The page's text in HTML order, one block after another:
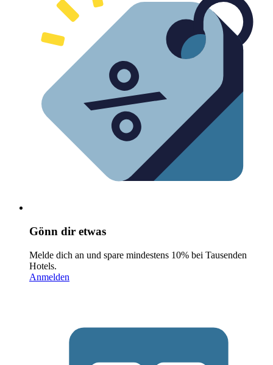
Gönn dir etwas
Melde dich an und spare mindestens 10% bei Tausenden
Hotels.
Anmelden